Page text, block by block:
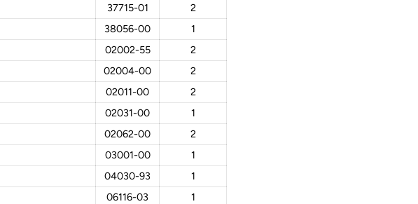
37715-01
2
38056-00
1
02002-55
2
02004-00
2
02011-00
2
02031-00
1
02062-00
2
03001-00
1
04030-93
1
06116-03
1